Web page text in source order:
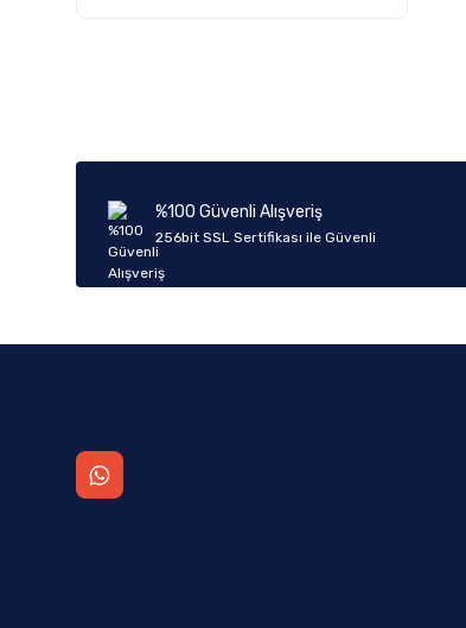
%100 Güvenli Alışveriş
256bit SSL Sertifikası ile Güvenli